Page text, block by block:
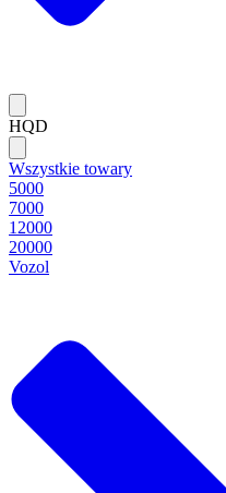
HQD
Wszystkie towary
5000
7000
12000
20000
Vozol